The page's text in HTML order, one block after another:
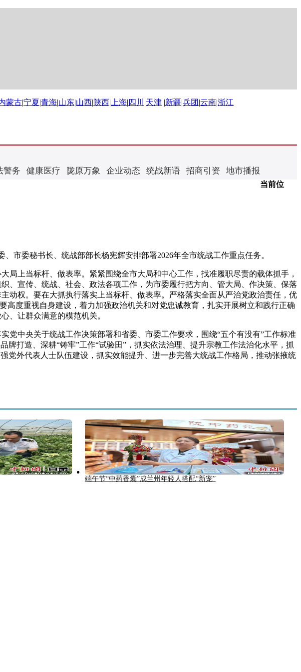
蒙古|宁夏|青海|山东|山西|陕西| 上海| 四川 |天津 |新疆|兵团 |云南|浙江
警务 健康医疗 陇原万象 企业动态 统战新语 招商引资 地市播报
当前位
委秘书长、统战部部长杨宪辉安排部署2026年全市统战工作重点任务。
上当标杆、做表率。紧紧围绕全市大局和中心工作，找准履职尽责的载体抓手，
、宣传、统战、社会、政法各项工作，为市委履行把方向、管大局、作决策、保落
动权。要在大抓执行落实上当标杆、做表率。严格落实全面从严治党政治责任，优
高度重视自身建设，着力加强政治机关和对党忠诚教育，扎实开展树立和践行正确
、让群众满意的模范机关。
中央关于统战工作决策部署和省委、市委工作要求，围绕“五个有没有”工作标准
打造、深耕“铸牢”工作“试验田”，抓实依法治理、提升宗教工作法治化水平，抓
党外代表人士队伍建设，抓实效能提升、进一步完善大统战工作格局，推动张掖统
端午节“中药香囊”成兰州年轻人搭配“新宠”